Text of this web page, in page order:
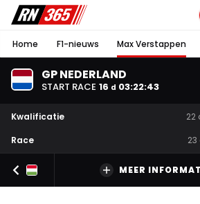
Home F1-nieuws Max Verstappen
GP NEDERLAND
START RACE 16 d 03:22:42
Kwalificatie 22
Race
MEER